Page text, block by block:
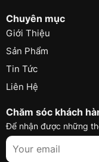
Chuyên mục
Giới Thiệu
Sản Phẩm
Tin Tức
Liên Hệ
Chăm sóc khách
Để nhận được những